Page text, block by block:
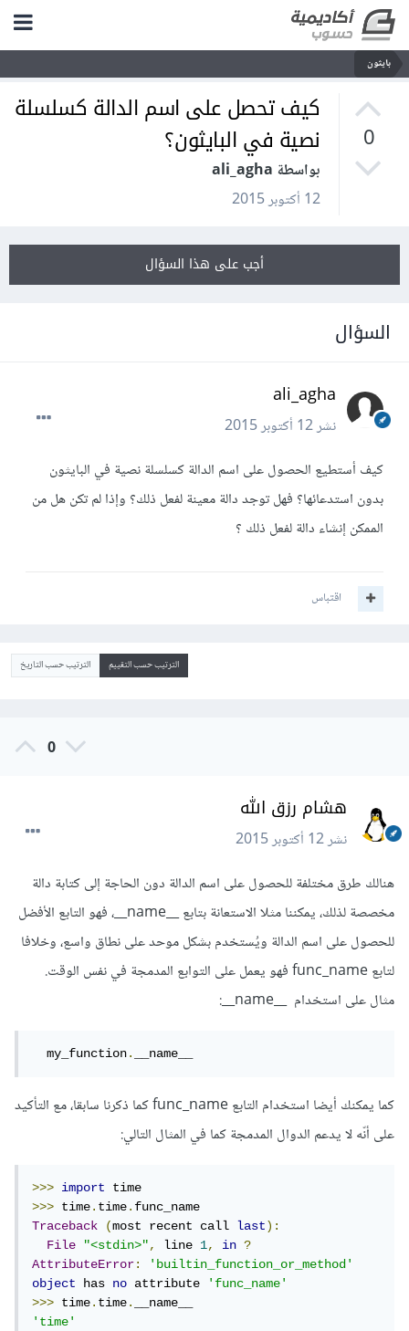
بايثون
0
كيف تحصل على اسم الدالة كسلسلة
نصية في البايثون؟
بواسطة ali_agha
12 أكتوبر 2015
أجب على هذا السؤال
السؤال
ali_agha
نشر12 أكتوبر 2015
كيف أستطيع الحصول على اسم الدالة كسلسلة نصية في البايثون
بدون استدعائها؟ فهل توجد دالة معينة لفعل ذلك؟ وإذا لم تكن هل من
الممكن إنشاء دالة لفعل ذلك ؟
اقتباس
الترتيب حسب التقييم الترتيب حسب التاريخ
0
هشام رزق الله
نشر12 أكتوبر 2015
هنالك طرق مختلفة للحصول على اسم الدالة دون الحاجة إلى كتابة دالة
مخصصة لذلك، يمكننا مثلا الاستعانة بتابع __name__، فهو التابع الأفضل
للحصول على اسم الدالة ويُستخدم بشكل موحد على نطاق واسع، وخلافا
لتابع func_name فهو يعمل على التوابع المدمجة في نفس الوقت.
مثال على استخدام __name__:
  my_function
. __name__
كما يمكنك أيضا استخدام التابع func_name كما ذكرنا سابقا، مع التأكيد
على أنّه لا يدعم الدوال المدمجة كما في المثال التالي:
>>> import
>>> time.time.
Traceback
(most recent call last):
File
"<stdin>", line 1, in
?
AttributeError:
'builtin_function_or_method'
object
has no attribute 'func_name'
>>> time.time.
'time'